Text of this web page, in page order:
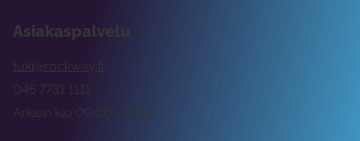
Asiakaspalvelu
tuki@rockway.fi
Arkisin klo 09:00 -15:00
045 7731 1111